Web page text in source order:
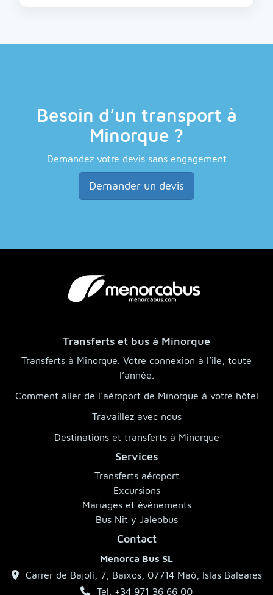
Besoin d’un transport à
Minorque ?
Demandez votre devis sans engagement
Demander un devis
Transferts et bus à Minorque
Transferts à Minorque. Votre connexion à l’île, toute
l’année.
Comment aller de l’aéroport de Minorque à votre hôtel
Travaillez avec nous
Destinations et transferts à Minorque
Services
Transferts aéroport
Excursions
Mariages et événements
Bus Nit y Jaleobus
Contact
Menorca Bus SL
Carrer de Bajolí, 7, Baixos, 07714 Maó, Islas Baleares
Tel. +34 971 36 66 00